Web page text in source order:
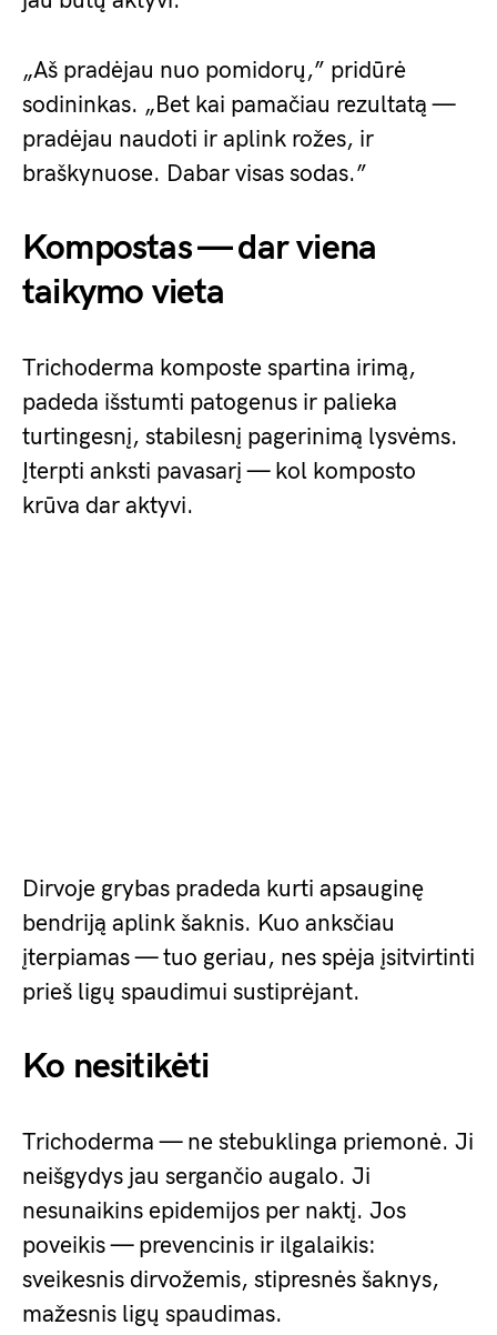
„Aš pradėjau nuo pomidorų,” pridūrė
sodininkas. „Bet kai pamačiau rezultatą —
pradėjau naudoti ir aplink rožes, ir
braškynuose. Dabar visas sodas.”
Kompostas — dar viena
taikymo vieta
Trichoderma komposte spartina irimą,
padeda išstumti patogenus ir palieka
turtingesnį, stabilesnį pagerinimą lysvėms.
Įterpti anksti pavasarį — kol komposto
krūva dar aktyvi.
Dirvoje grybas pradeda kurti apsauginę
bendriją aplink šaknis. Kuo anksčiau
įterpiamas — tuo geriau, nes spėja įsitvirtinti
prieš ligų spaudimui sustiprėjant.
Ko nesitikėti
Trichoderma — ne stebuklinga priemonė. Ji
neišgydys jau sergančio augalo. Ji
nesunaikins epidemijos per naktį. Jos
poveikis — prevencinis ir ilgalaikis:
sveikesnis dirvožemis, stipresnės šaknys,
mažesnis ligų spaudimas.